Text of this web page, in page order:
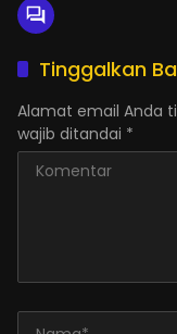
Tinggalkan
Alamat email Anda
wajib ditandai *